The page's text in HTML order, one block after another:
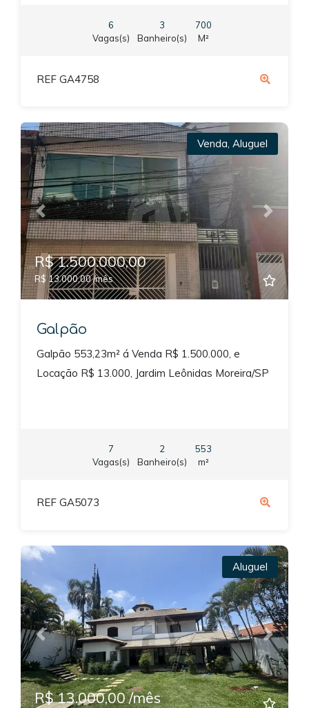
6
Vagas(s)
3
Banheiro(s)
700
M²
REF GA4758
Previous Next
Venda Aluguel
R$ 1.500.000,00
R$ 13.000,00 /mês
Galpão
Galpão 553,23m² á Venda R$ 1.500.000, e
Locação R$ 13.000, Jardim Leônidas Moreira/SP
7
Vagas(s)
2
Banheiro(s)
553
m²
REF GA5073
Previous Next
Aluguel
R$ 13.000,00 /mês